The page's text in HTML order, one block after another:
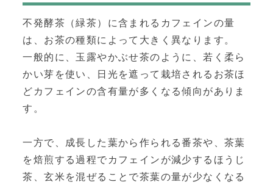
不発酵茶（緑茶）に含まれるカフェインの量
は、お茶の種類によって大きく異なります。
一般的に、玉露やかぶせ茶のように、若く柔ら
かい芽を使い、日光を遮って栽培されるお茶ほ
どカフェインの含有量が多くなる傾向がありま
す。
一方で、成長した葉から作られる番茶や、茶葉
を焙煎する過程でカフェインが減少するほうじ
茶、玄米を混ぜることで茶葉の量が少なくなる